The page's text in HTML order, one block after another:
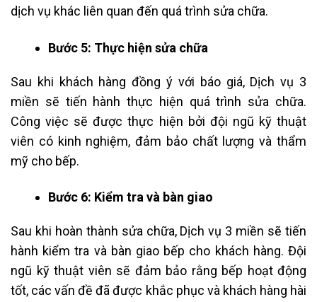
dịch vụ khác liên quan đến quá trình sửa chữa.
Bước 5: Thực hiện sửa chữa
Sau khi khách hàng đồng ý với báo giá, Dịch vụ 3
miền sẽ tiến hành thực hiện quá trình sửa chữa.
Công việc sẽ được thực hiện bởi đội ngũ kỹ thuật
viên có kinh nghiệm, đảm bảo chất lượng và thẩm
mỹ cho bếp.
Bước 6: Kiểm tra và bàn giao
Sau khi hoàn thành sửa chữa, Dịch vụ 3 miền sẽ tiến
hành kiểm tra và bàn giao bếp cho khách hàng. Đội
ngũ kỹ thuật viên sẽ đảm bảo rằng bếp hoạt động
tốt, các vấn đề đã được khắc phục và khách hàng hài